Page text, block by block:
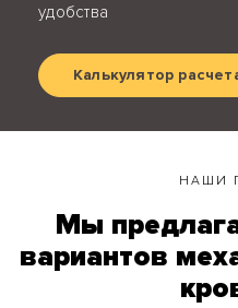
удобства
Калькулятор
НАШИ
Мы
вариантов